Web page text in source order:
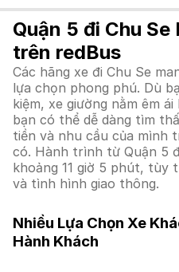
Quận 5 đi Chu
trên redBus
Các hãng xe đi Chu Se
lựa chọn phong phú. Dù
kiệm, xe giường nằm êm
bạn có thể dễ dàng tìm
tiền và nhu cầu của mình
có. Hành trình từ Quận 5
khoảng 11 giờ 5 phút, tùy
và tình hình giao thông.
Nhiều Lựa Chọn Xe
Hành Khách